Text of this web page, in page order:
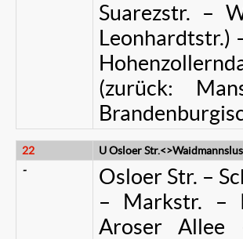
Suarezstr. –
Leonhardtstr.)
(zurück:
22
U Osloer
-
Osloer Str. –
– Markstr. –
Aroser Allee